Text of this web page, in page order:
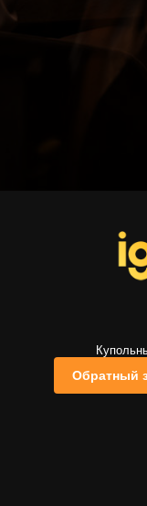
Обратный